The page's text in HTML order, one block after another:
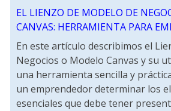
EL LIENZO DE MODELO DE
CANVAS: HERRAMIENTA PARA
En este artículo describimos el
Negocios o Modelo Canvas y su
una herramienta sencilla y
un emprendedor determinar los
esenciales que debe tener